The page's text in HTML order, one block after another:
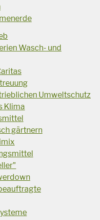
Wasch- und
Umweltschutz
Klima
gärtnern